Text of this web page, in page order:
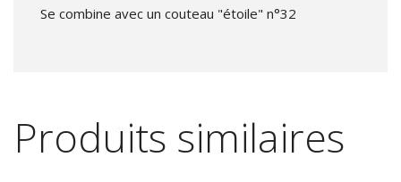
Se combine avec un couteau "étoile" n°32
Produits similaires